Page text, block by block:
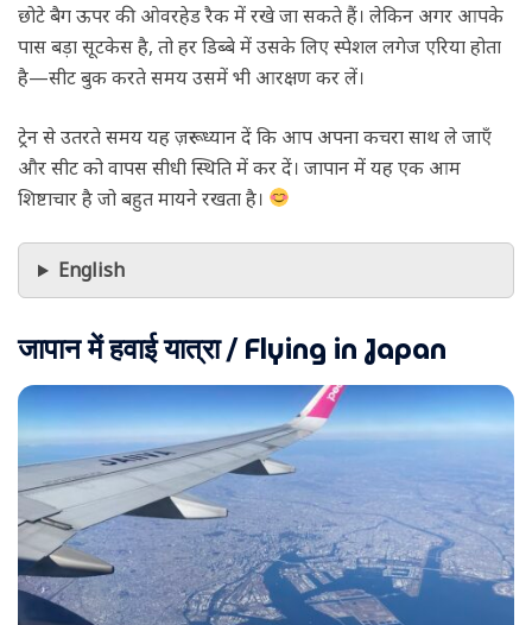
छोटे बैग ऊपर की ओवरहेड रैक में रखे जा सकते हैं। लेकिन अगर आपके
पास बड़ा सूटकेस है, तो हर डिब्बे में उसके लिए स्पेशल लगेज एरिया होता
है—सीट बुक करते समय उसमें भी आरक्षण कर लें।
ट्रेन से उतरते समय यह ज़रूर ध्यान दें कि आप अपना कचरा साथ ले जाएँ
और सीट को वापस सीधी स्थिति में कर दें। जापान में यह एक आम
शिष्टाचार है जो बहुत मायने रखता है।
English
जापान में हवाई यात्रा / Flying in Japan